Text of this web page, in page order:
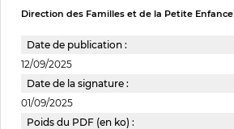
Direction des Familles et de la Petite Enfance
Date de publication :
12/09/2025
Date de la signature :
01/09/2025
Poids du PDF (en ko) :